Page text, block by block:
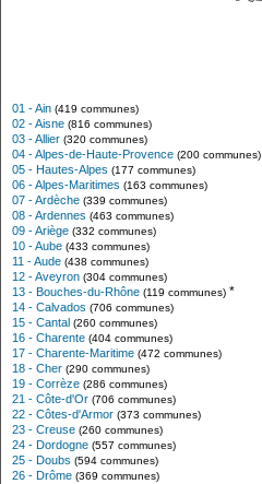
01 - Ain (419 communes)
02 - Aisne (816 communes)
03 - Allier (320 communes)
04 - Alpes-de-Haute-Provence (200 communes)
05 - Hautes-Alpes (177 communes)
06 - Alpes-Maritimes (163 communes)
07 - Ardèche (339 communes)
08 - Ardennes (463 communes)
09 - Ariège (332 communes)
10 - Aube (433 communes)
11 - Aude (438 communes)
12 - Aveyron (304 communes)
13 - Bouches-du-Rhône (119 communes) *
14 - Calvados (706 communes)
15 - Cantal (260 communes)
16 - Charente (404 communes)
17 - Charente-Maritime (472 communes)
18 - Cher (290 communes)
19 - Corrèze (286 communes)
21 - Côte-d'Or (706 communes)
22 - Côtes-d'Armor (373 communes)
23 - Creuse (260 communes)
24 - Dordogne (557 communes)
25 - Doubs (594 communes)
26 - Drôme (369 communes)